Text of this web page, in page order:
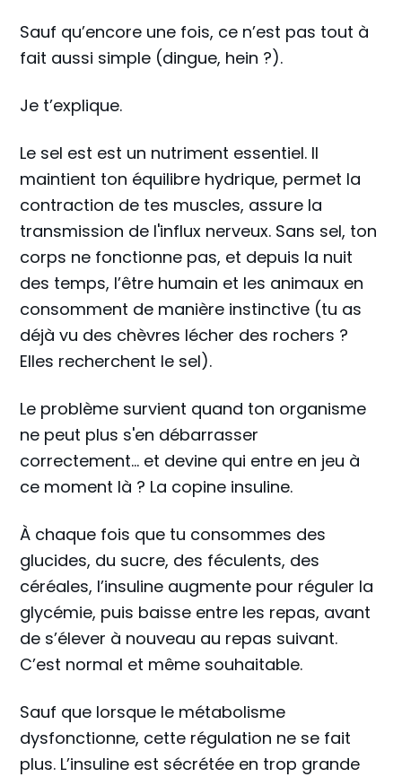
Sauf qu’encore une fois, ce n’est pas tout à
fait aussi simple (dingue, hein ?).
Je t’explique.
Le sel est est un nutriment essentiel. Il
maintient ton équilibre hydrique, permet la
contraction de tes muscles, assure la
transmission de l'influx nerveux. Sans sel, ton
corps ne fonctionne pas, et depuis la nuit
des temps, l’être humain et les animaux en
consomment de manière instinctive (tu as
déjà vu des chèvres lécher des rochers ?
Elles recherchent le sel).
Le problème survient quand ton organisme
ne peut plus s'en débarrasser
correctement… et devine qui entre en jeu à
ce moment là ? La copine insuline.
À chaque fois que tu consommes des
glucides, du sucre, des féculents, des
céréales, l’insuline augmente pour réguler la
glycémie, puis baisse entre les repas, avant
de s’élever à nouveau au repas suivant.
C’est normal et même souhaitable.
Sauf que lorsque le métabolisme
dysfonctionne, cette régulation ne se fait
plus. L’insuline est sécrétée en trop grande